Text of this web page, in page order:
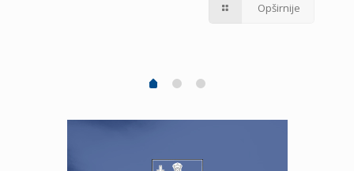
Opširnije